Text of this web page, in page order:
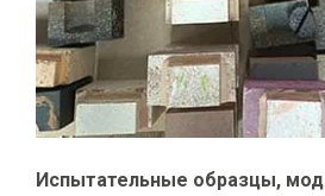
Испытательные образцы,